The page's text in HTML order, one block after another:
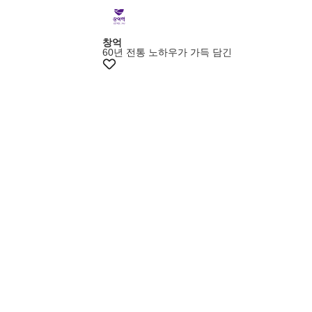
창억
60년 전통 노하우가 가득 담긴